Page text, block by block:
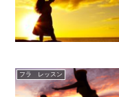
フラ レッスン